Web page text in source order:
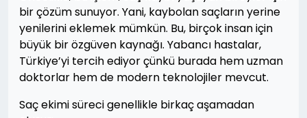
bir çözüm sunuyor. Yani, kaybolan saçların yerine
yenilerini eklemek mümkün. Bu, birçok insan için
büyük bir özgüven kaynağı. Yabancı hastalar,
Türkiye’yi tercih ediyor çünkü burada hem uzman
doktorlar hem de modern teknolojiler mevcut.
Saç ekimi süreci genellikle birkaç aşamadan